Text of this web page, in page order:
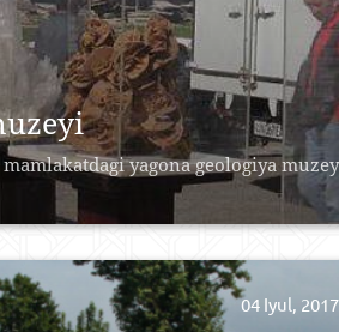
yagona geologiya
04 Iyul, 2017